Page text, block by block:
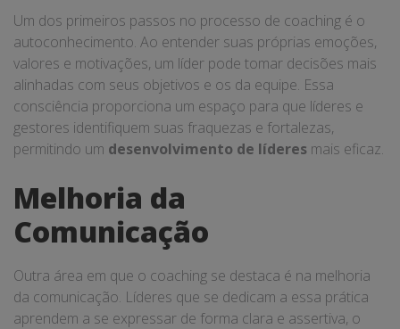
Um dos primeiros passos no processo de coaching é o
autoconhecimento. Ao entender suas próprias emoções,
valores e motivações, um líder pode tomar decisões mais
alinhadas com seus objetivos e os da equipe. Essa
consciência proporciona um espaço para que líderes e
gestores identifiquem suas fraquezas e fortalezas,
permitindo um desenvolvimento de líderes mais eficaz.
Melhoria da
Comunicação
Outra área em que o coaching se destaca é na melhoria
da comunicação. Líderes que se dedicam a essa prática
aprendem a se expressar de forma clara e assertiva, o